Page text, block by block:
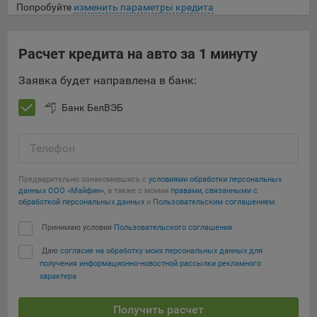
данные о пользователе в случае, если это разрешено в
JavaScript).
На сайтах обрабатываются следующие типы файлов
Общество может использовать файлы cookie для
«bankibel.by» на сторонних веб-сайтах. Например, если
пользователь посетит указанный сайт, то в дальнейшем
сторонних веб-сайтах.
Иногда Общество использует сторонние файлы cookie
для отслеживания эффективности своих рекламных
объявлений. Такие файлы cookie, например, запоминают,
с помощью каких браузеров пользователи посещают
сайты Общества. С помощью данной процедуры
Общество также регулирует и оценивает эффективность
рекламной деятельности.
Попробуйте изменить параметры кредита
Расчет кредита на авто за 1 минуту
Заявка будет направлена в банк:
Банк БелВЭБ
Телефон
Предварительно ознакомившись с условиями обработки персональных
данных ООО «Майфин», а также с моими правами, связанными с
обработкой персональных данных и Пользовательским соглашением:
Принимаю условия Пользовательского соглашения
Даю согласие на обработку моих персональных данных для
получения информационно-новостной рассылки рекламного
характера
Получить расчет